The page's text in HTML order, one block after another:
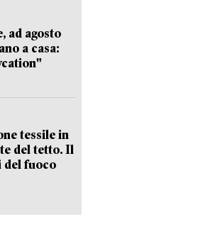
ad agosto
a casa:
tessile in
del tetto. Il
del fuoco